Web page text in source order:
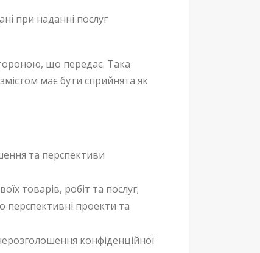
при наданні послуг
що передає. Така
має бути сприйнята як
та перспективи
товарів, робіт та послуг;
перспективні проекти та
конфіденційної